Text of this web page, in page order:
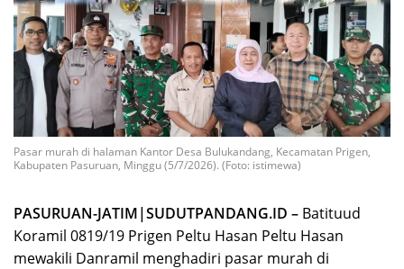
Pasar murah di halaman Kantor Desa Bulukandang, Kecamatan Prigen,
Kabupaten Pasuruan, Minggu (5/7/2026). (Foto: istimewa)
PASURUAN-JATIM|SUDUTPANDANG.ID – Batituud
Koramil 0819/19 Prigen Peltu Hasan Peltu Hasan
mewakili Danramil menghadiri pasar murah di